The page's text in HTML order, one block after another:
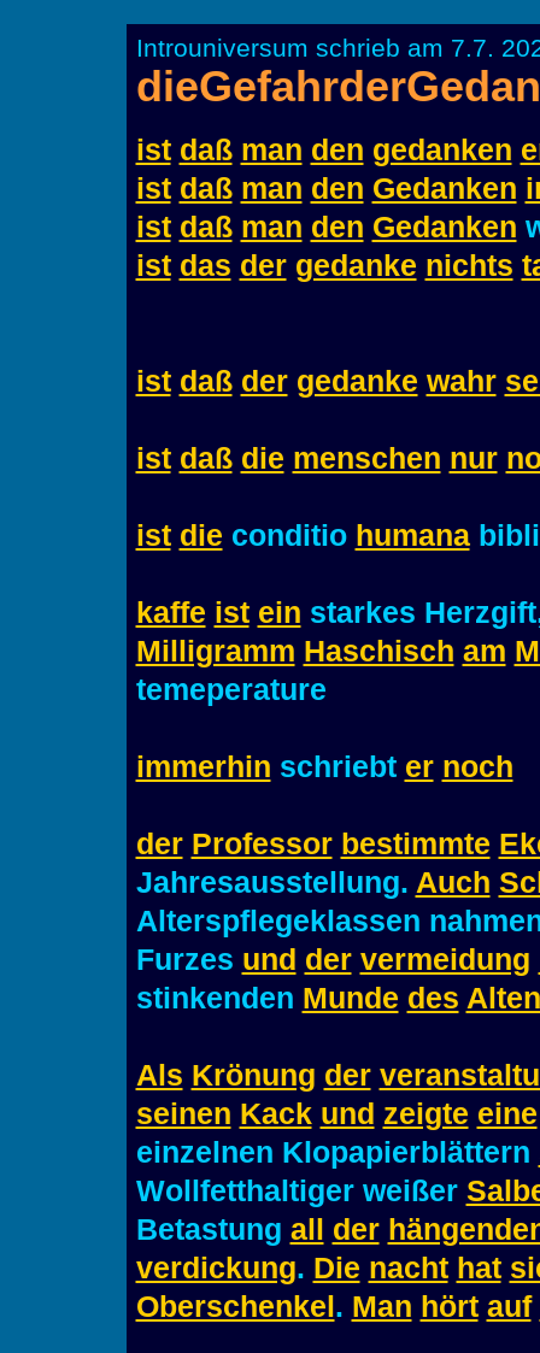
Introuniversum schrieb am 7.7.
ist daß man den gedanken
ist daß man den Gedanken
ist daß man den Gedanken
ist das der gedanke nichts
ist daß der gedanke wahr
ist daß die menschen nur
ist die conditio humana
kaffe ist ein starkes
Milligramm Haschisch am
temeperature
immerhin schriebt er noch
der Professor bestimmte
Jahresausstellung. Auch
Alterspflegeklassen
Furzes und der vermeidung
stinkenden Munde des Alten
Als Krönung der
seinen Kack und zeigte eine
einzelnen Klopapierblättern
Wollfetthaltiger weißer
Betastung all der
verdickung. Die nacht hat
Oberschenkel . Man hört auf